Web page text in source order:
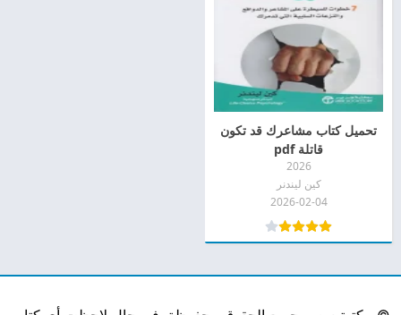
تحميل كتاب مشاعرك قد تكون
قاتلة pdf
2026
كين ليندنر
2026-02-04